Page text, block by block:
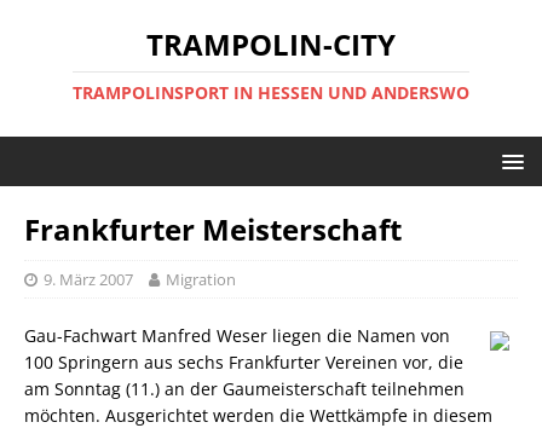
TRAMPOLIN-CITY
TRAMPOLINSPORT IN HESSEN UND ANDERSWO
Frankfurter Meisterschaft
9. März 2007 Migration
Gau-Fachwart Manfred Weser liegen die Namen von
100 Springern aus sechs Frankfurter Vereinen vor, die
am Sonntag (11.) an der Gaumeisterschaft teilnehmen
möchten. Ausgerichtet werden die Wettkämpfe in diesem